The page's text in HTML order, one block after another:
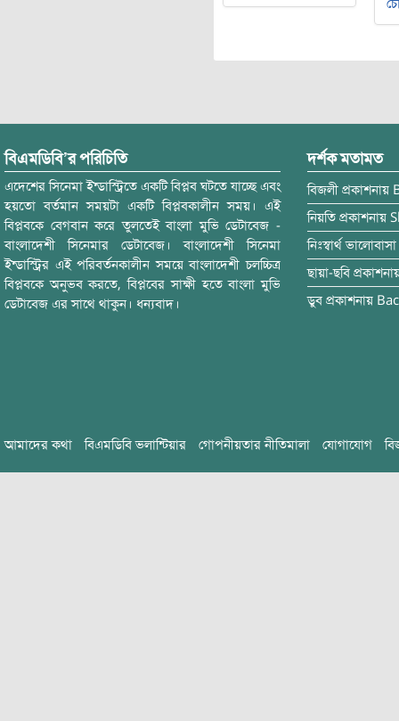
বিএমডিবি’র পরিচিতি
এদেশের সিনেমা ইন্ডাস্ট্রিতে একটি বিপ্লব ঘটতে যাচ্ছে এবং
হয়তো বর্তমান সময়টা একটি বিপ্লবকালীন সময়। এই
বিপ্লবকে বেগবান করে তুলতেই বাংলা মুভি ডেটাবেজ -
বাংলাদেশী সিনেমার ডেটাবেজ। বাংলাদেশী সিনেমা
ইন্ডাস্ট্রির এই পরিবর্তনকালীন সময়ে বাংলাদেশী চলচ্চিত্র
বিপ্লবকে অনুভব করতে, বিপ্লবের সাক্ষী হতে বাংলা মুভি
ডেটাবেজ এর সাথে থাকুন। ধন্যবাদ।
দর্শক মতামত
বিজলী প্রকাশনায়
নিয়তি প্রকাশনায়
নিঃস্বার্থ ভালোবাসা
ছায়া-ছবি
ডুব প্রকাশনায়
আমাদের কথা বিএমডিবি ভলান্টিয়ার গোপনীয়তার নীতিমালা যোগাযোগ